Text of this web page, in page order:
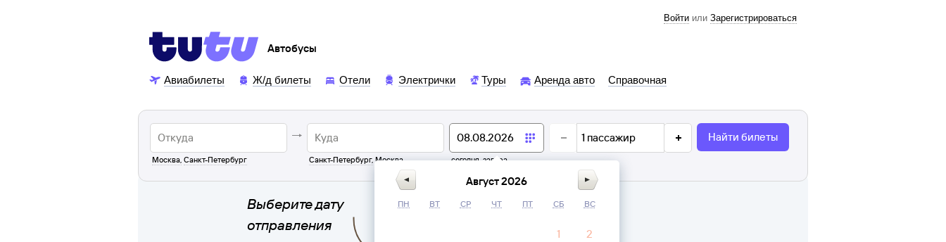
Войти или Зарегистрироваться
Автобусы
Авиабилеты Ж/д билеты Отели Электрички Туры Аренда авто Справочная
Москва, Санкт-Петербург Санкт-Петербург, Москва сегодня, завтра
1 пассажир Найти билеты
Выберите дату
отправления
Август 2026
ПН ВТ СР ЧТ ПТ СБ ВС
1 2